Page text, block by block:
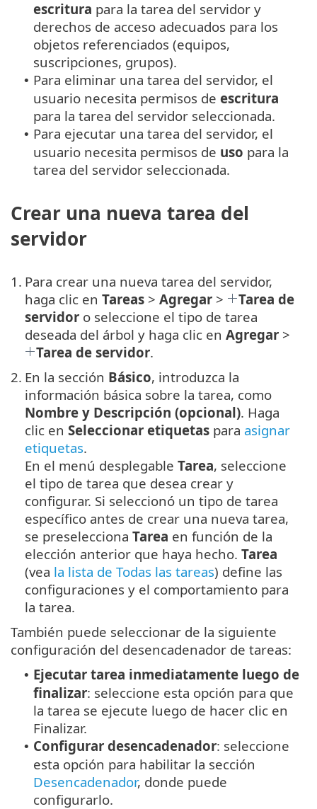
escritura para la tarea del servidor y
derechos de acceso adecuados para los
objetos referenciados (equipos,
suscripciones, grupos).
• Para eliminar una tarea del servidor, el
usuario necesita permisos de escritura
para la tarea del servidor seleccionada.
• Para ejecutar una tarea del servidor, el
usuario necesita permisos de uso para la
tarea del servidor seleccionada.
Crear una nueva tarea del
servidor
1. Para crear una nueva tarea del servidor,
haga clic en Tareas > Agregar >
Tarea de
servidor o seleccione el tipo de tarea
deseada del árbol y haga clic en Agregar >
Tarea de servidor.
2. En la sección Básico, introduzca la
información básica sobre la tarea, como
Nombre y Descripción (opcional). Haga
clic en Seleccionar etiquetas para asignar
etiquetas.
En el menú desplegable Tarea, seleccione
el tipo de tarea que desea crear y
configurar. Si seleccionó un tipo de tarea
específico antes de crear una nueva tarea,
se preselecciona Tarea en función de la
elección anterior que haya hecho. Tarea
(vea la lista de Todas las tareas) define las
configuraciones y el comportamiento para
la tarea.
También puede seleccionar de la siguiente
configuración del desencadenador de tareas:
• Ejecutar tarea inmediatamente luego de
finalizar: seleccione esta opción para que
la tarea se ejecute luego de hacer clic en
Finalizar.
• Configurar desencadenador: seleccione
esta opción para habilitar la sección
Desencadenador, donde puede
configurarlo.